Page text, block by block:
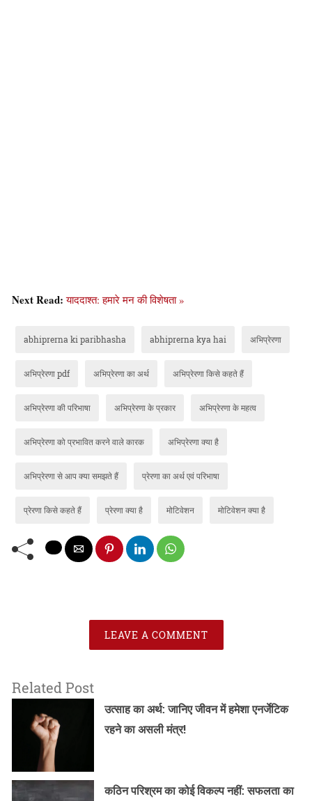
Next Read:याददाश्त: हमारे मन की विशेषता »
abhiprerna ki paribhasha abhiprerna kya hai अभिप्रेरणा
अभिप्रेरणा pdf अभिप्रेरणा का अर्थ अभिप्रेरणा किसे कहते हैं
अभिप्रेरणा की परिभाषा अभिप्रेरणा के प्रकार अभिप्रेरणा के महत्व
अभिप्रेरणा को प्रभावित करने वाले कारक अभिप्रेरणा क्या है
अभिप्रेरणा से आप क्या समझते हैं प्रेरणा का अर्थ एवं परिभाषा
प्रेरणा किसे कहते हैं प्रेरणा क्या है मोटिवेशन मोटिवेशन क्या है
LEAVE A COMMENT
Related Post
उत्साह का अर्थ: जानिए जीवन में हमेशा एनर्जेटिक
रहने का असली मंत्र!
कठिन परिश्रम का कोई विकल्प नहीं: सफलता का